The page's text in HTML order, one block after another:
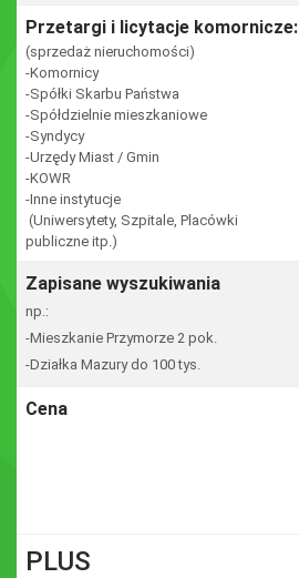
Przetargi i licytacje komornicze:
(sprzedaż nieruchomości)
-Komornicy
-Spółki Skarbu Państwa
-Spółdzielnie mieszkaniowe
-Syndycy
-Urzędy Miast / Gmin
-KOWR
-Inne instytucje
(Uniwersytety, Szpitale, Placówki
publiczne itp.)
Zapisane wyszukiwania
np.:
-Mieszkanie Przymorze 2 pok.
-Działka Mazury do 100 tys.
Cena
PLUS